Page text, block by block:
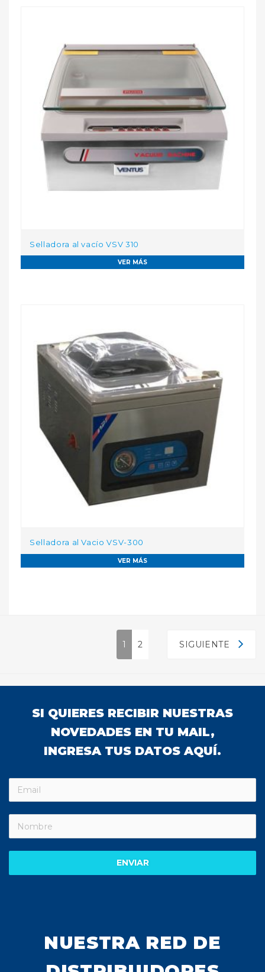
Selladora al vacío VSV 310
VER MÁS
Selladora al Vacio VSV-300
VER MÁS
1 2 SIGUIENTE
SI QUIERES RECIBIR NUESTRAS
NOVEDADES EN TU MAIL,
INGRESA TUS DATOS AQUÍ.
ENVIAR
NUESTRA RED DE